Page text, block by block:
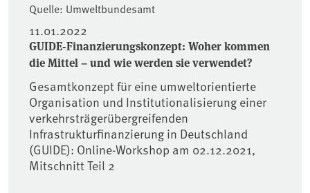
Quelle: Umweltbundesamt
11.01.2022
GUIDE-Finanzierungskonzept: Woher kommen
die Mittel – und wie werden sie verwendet?
Gesamtkonzept für eine umweltorientierte
Organisation und Institutionalisierung einer
verkehrsträgerübergreifenden
Infrastrukturfinanzierung in Deutschland
(GUIDE): Online-Workshop am 02.12.2021,
Mitschnitt Teil 2